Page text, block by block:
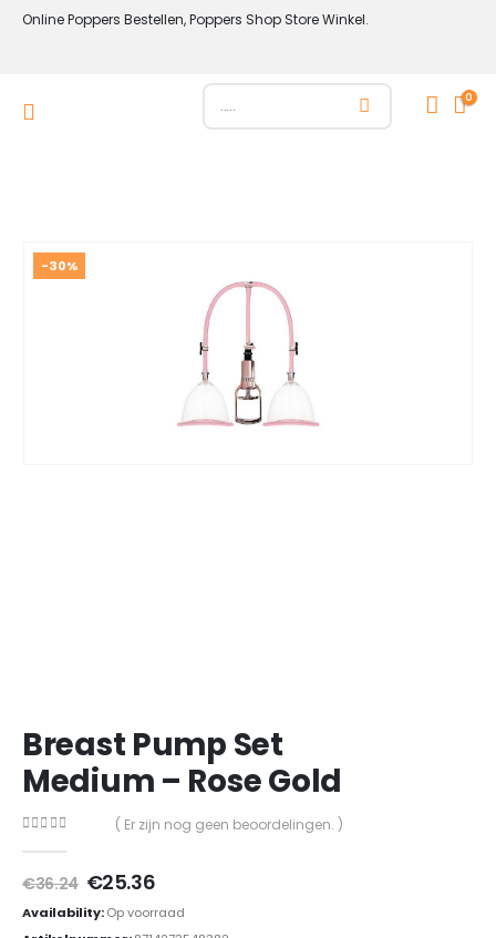
Online Poppers Bestellen, Poppers Shop Store Winkel.
0
-30%
Breast Pump Set
Medium – Rose Gold
( Er zijn nog geen beoordelingen. )
€36.24 Oorspronkelijke
prijs
was:
€25.36Huidige
is:
Availability:Op voorraad